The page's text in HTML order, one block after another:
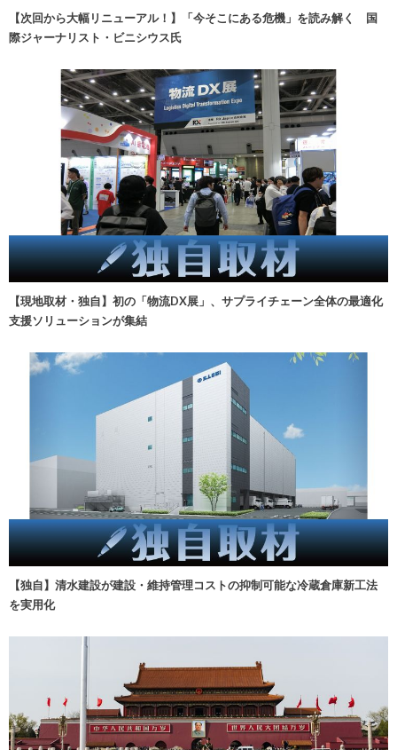
【次回から大幅リニューアル！】「今そこにある危機」を読み解く 国
際ジャーナリスト・ビニシウス氏
【現地取材・独自】初の「物流DX展」、サプライチェーン全体の最適化
支援ソリューションが集結
【独自】清水建設が建設・維持管理コストの抑制可能な冷蔵倉庫新工法
を実用化